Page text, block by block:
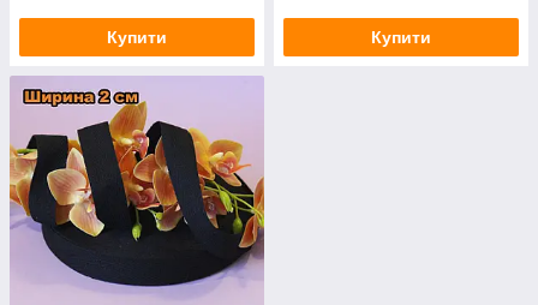
Купити Купити